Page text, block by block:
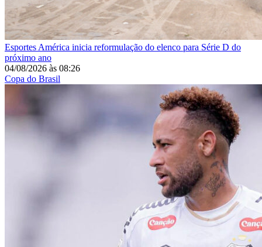
Esportes América inicia reformulação do elenco para Série D do
próximo ano
04/08/2026 às 08:26
Copa do Brasil